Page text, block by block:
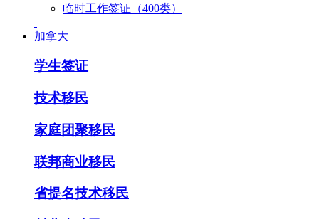
临时工作签证（400类）
加拿大
学生签证
技术移民
家庭团聚移民
联邦商业移民
省提名技术移民